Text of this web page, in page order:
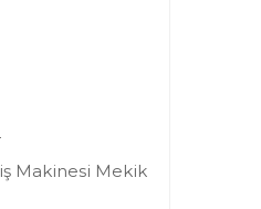
Makinesi Mekik